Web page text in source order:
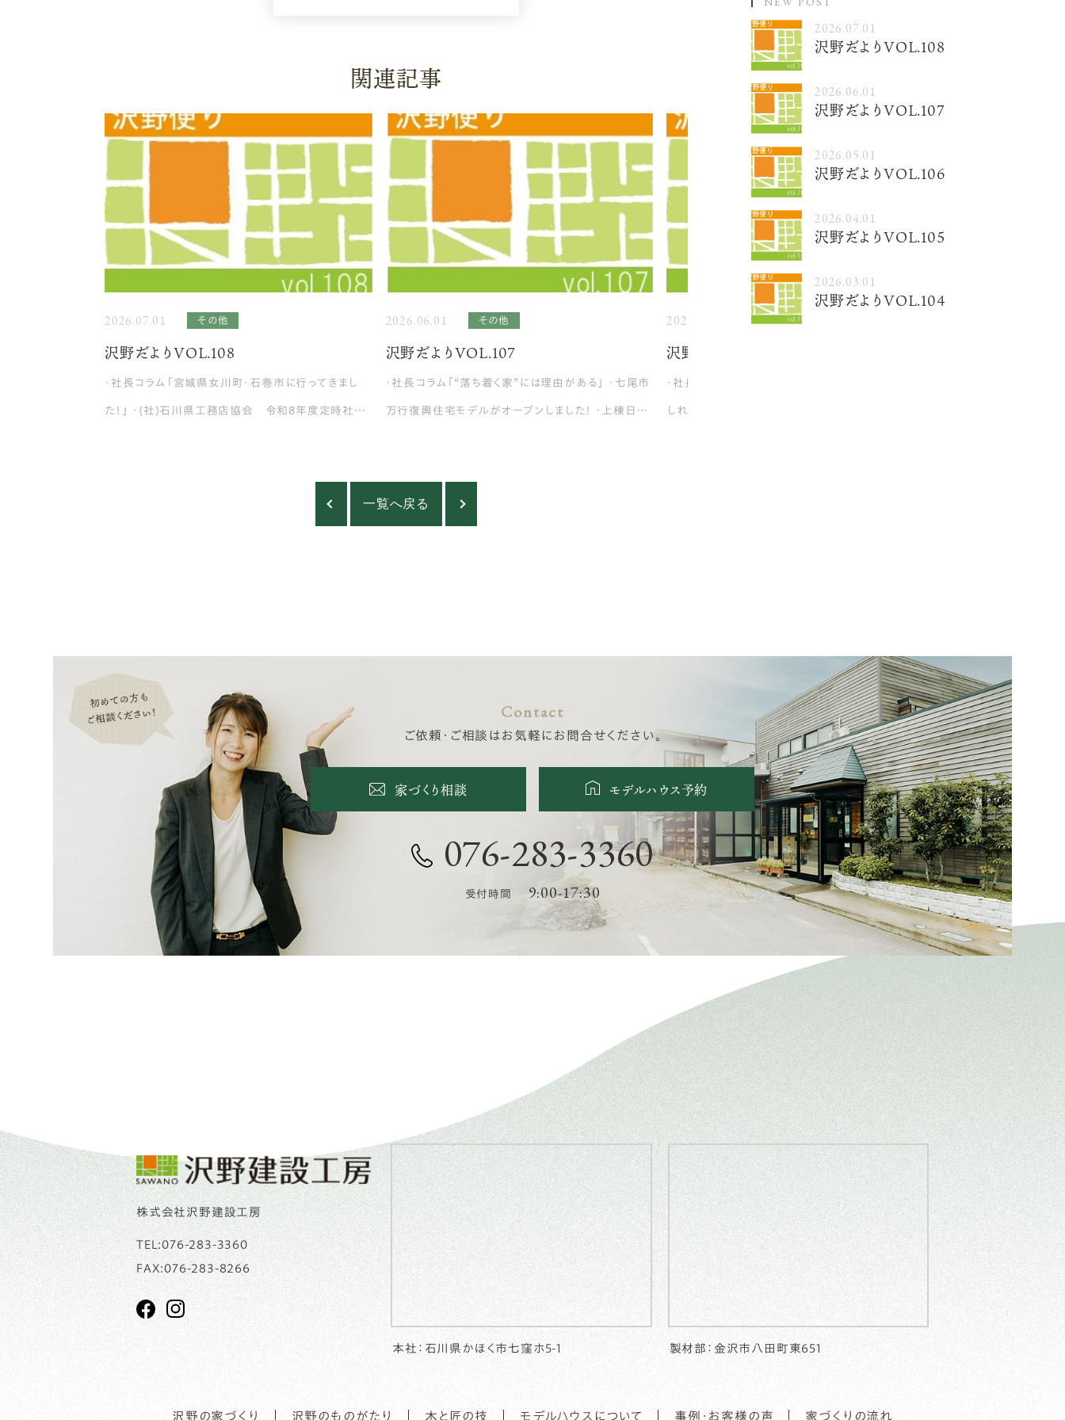
関連記事
2026.07.01 その他
沢野だよりVOL.108
・社長コラム「宮城県女川町・石巻市に行ってきまし
た！」 ・(社)石川県工務店協会 令和8年度定時社員
2026.06.01 その他
沢野だよりVOL.107
・社長コラム「“落ち着く家”には理由がある」 ・七尾市
万行復興住宅モデルがオープンしました！ ・上棟日ま
2026.05.01 その他
沢野だよりVOL.106
・社長コラム「時代が、ようやく追いついてきたのかも
しれまれん」 ・オーナー上のメンテ日記～エアコンクリ
一覧へ戻る
2026.07.01
沢野だよりVOL.108
2026.06.01
沢野だよりVOL.107
2026.05.01
沢野だよりVOL.106
2026.04.01
沢野だよりVOL.105
2026.03.01
沢野だよりVOL.104
Contact
ご依頼・ご相談はお気軽にお問合せください。
家づくり相談 モデルハウス予約
076-283-3360
受付時間 9:00-17:30
株式会社沢野建設工房
TEL:076-283-3360
FAX:076-283-8266
本社：石川県かほく市七窪ホ5-1 製材部：金沢市八田町東651
沢野の家づくり 沢野のものがたり 木と匠の技 モデルハウスについて 事例・お客様の声 家づくりの流れ